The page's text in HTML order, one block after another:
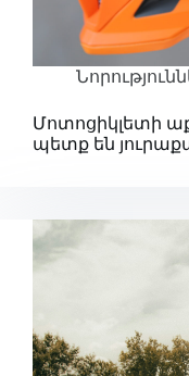
Մոտոցիկլետի
պետք են